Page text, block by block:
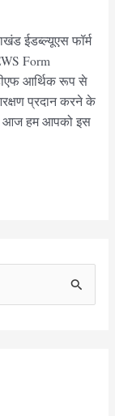
ईडब्ल्यूएस फॉर्म
Form
आर्थिक रूप से
प्रदान करने के
आज हम आपको इस